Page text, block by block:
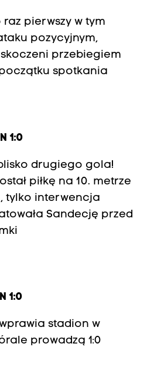
pierwszy w tym
pozycyjnym,
przebiegiem
spotkania
1:0
drugiego gola!
piłkę na 10. metrze
tylko interwencja
Sandecję przed
1:0
stadion w
prowadzą 1:0